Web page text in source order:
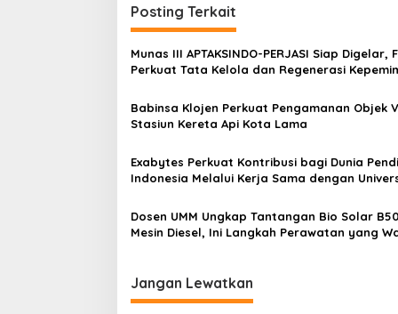
i
g
a
i
o
s
Posting Terkait
Munas III APTAKSINDO-PERJASI Siap Digelar,
Perkuat Tata Kelola dan Regenerasi
Babinsa Klojen Perkuat Pengamanan Objek
Stasiun Kereta Api Kota Lama
Exabytes Perkuat Kontribusi bagi Dunia
Indonesia Melalui Kerja Sama dengan
Dosen UMM Ungkap Tantangan Bio Solar
Mesin Diesel, Ini Langkah Perawatan yang
Jangan Lewatkan